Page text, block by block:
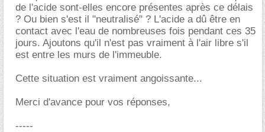
de l'acide sont-elles encore présentes après ce délais
? Ou bien s'est il "neutralisé" ? L'acide a dû être en
contact avec l'eau de nombreuses fois pendant ces 35
jours. Ajoutons qu'il n'est pas vraiment à l'air libre s'il
est entre les murs de l'immeuble.
Cette situation est vraiment angoissante...
Merci d'avance pour vos réponses,
-----